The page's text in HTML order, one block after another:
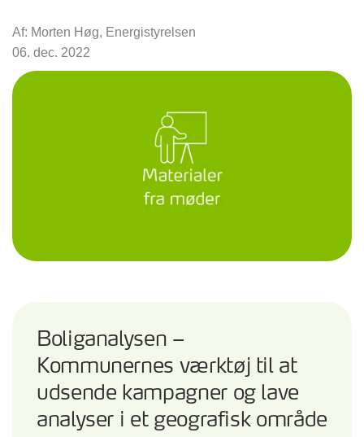
Af: Morten Høg, Energistyrelsen
06. dec. 2022
Boliganalysen –
Kommunernes værktøj til at
udsende kampagner og lave
analyser i et geografisk område